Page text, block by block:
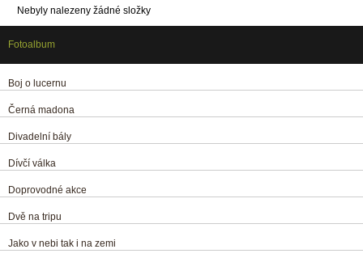
Nebyly nalezeny žádné složky
Fotoalbum
Boj o lucernu
Černá madona
Divadelní bály
Dívčí válka
Doprovodné akce
Dvě na tripu
Jako v nebi tak i na zemi